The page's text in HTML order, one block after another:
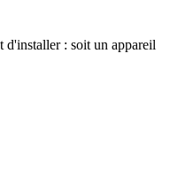
d'installer : soit un appareil